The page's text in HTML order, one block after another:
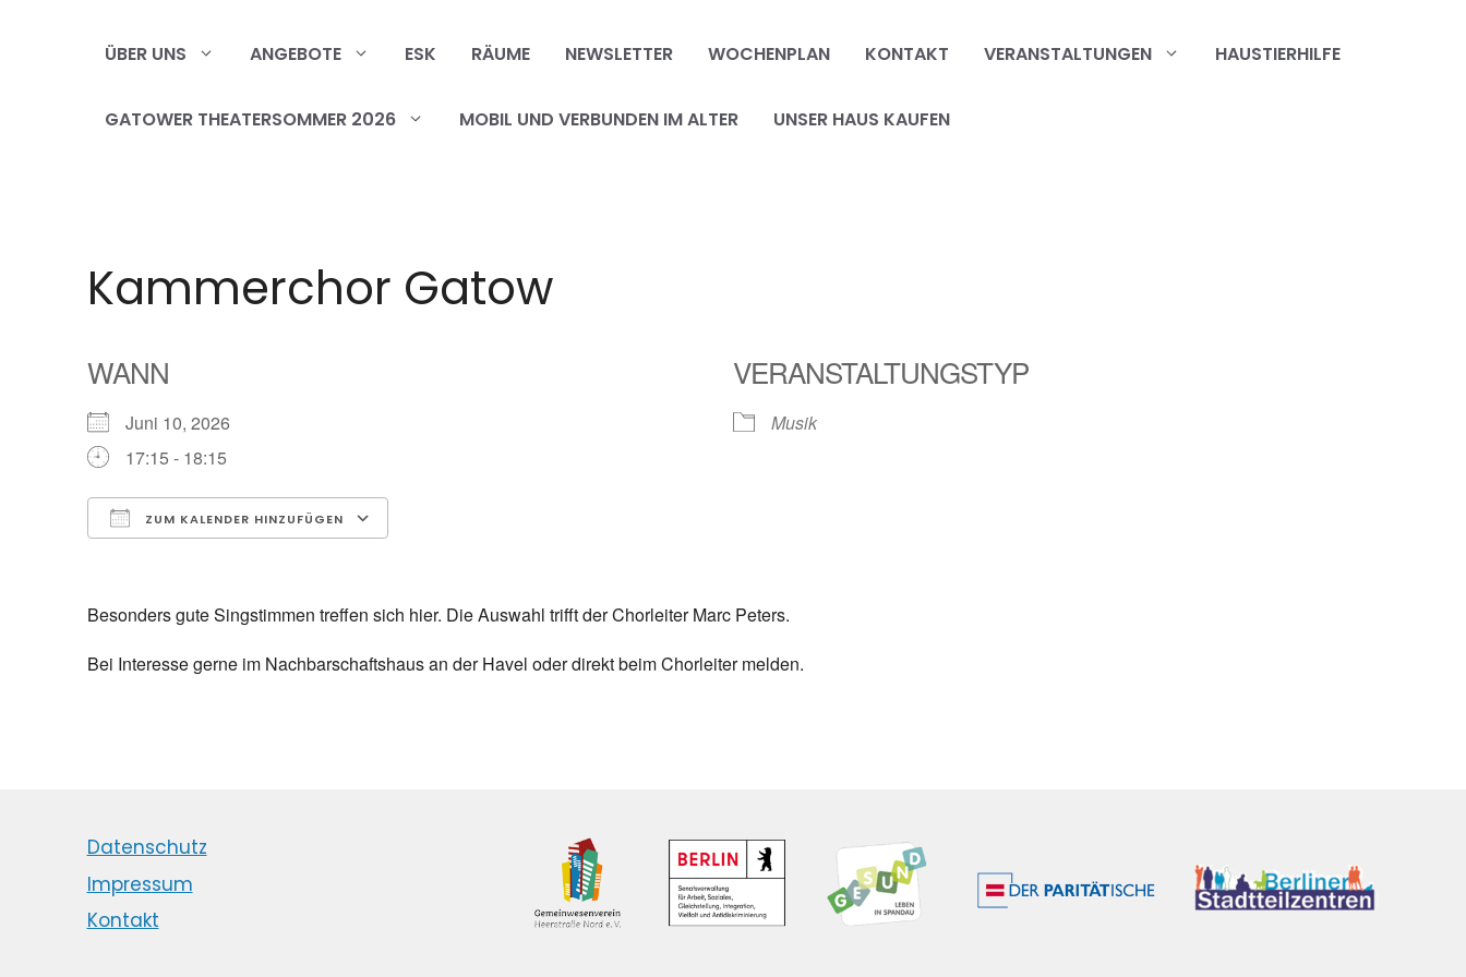
ÜBER UNS ANGEBOTE ESK RÄUME NEWSLETTER WOCHENPLAN KONTAKT VERANSTALTUNGEN HAUSTIERHILFE
GATOWER THEATERSOMMER 2026 MOBIL UND VERBUNDEN IM ALTER UNSER HAUS KAUFEN
Kammerchor Gatow
WANN
Juni 10, 2026
17:15 - 18:15
ZUM KALENDER HINZUFÜGEN
VERANSTALTUNGSTYP
Musik
Besonders gute Singstimmen treffen sich hier. Die Auswahl trifft der Chorleiter Marc Peters.
Bei Interesse gerne im Nachbarschaftshaus an der Havel oder direkt beim Chorleiter melden.
Datenschutz
Impressum
Kontakt